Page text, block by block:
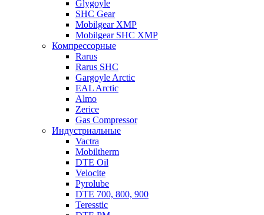
Glygoyle
SHC Gear
Mobilgear XMP
Mobilgear SHC XMP
Компрессорные
Rarus
Rarus SHC
Gargoyle Arctic
EAL Arctic
Almo
Zerice
Gas Compressor
Индустриальные
Vactra
Mobiltherm
DTE Oil
Velocite
Pyrolube
DTE 700, 800, 900
Teresstic